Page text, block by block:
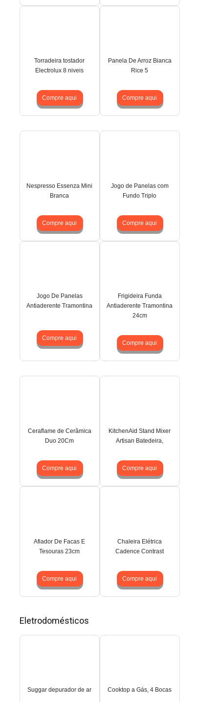
Torradeira tostador
Electrolux 8 niveis
Compre aqui
Panela De Arroz Bianca
Rice 5
Compre aqui
Nespresso Essenza Mini
Branca
Compre aqui
Jogo de Panelas com
Fundo Triplo
Compre aqui
Jogo De Panelas
Antiaderente Tramontina
Compre aqui
Frigideira Funda
Antiaderente Tramontina
24cm
Compre aqui
Ceraflame de Cerâmica
Duo 20Cm
Compre aqui
KitchenAid Stand Mixer
Artisan Batedeira,
Compre aqui
Afiador De Facas E
Tesouras 23cm
Compre aqui
Chaleira Elétrica
Cadence Contrast
Compre aqui
Eletrodomésticos
Suggar depurador de ar Cooktop a Gás, 4 Bocas